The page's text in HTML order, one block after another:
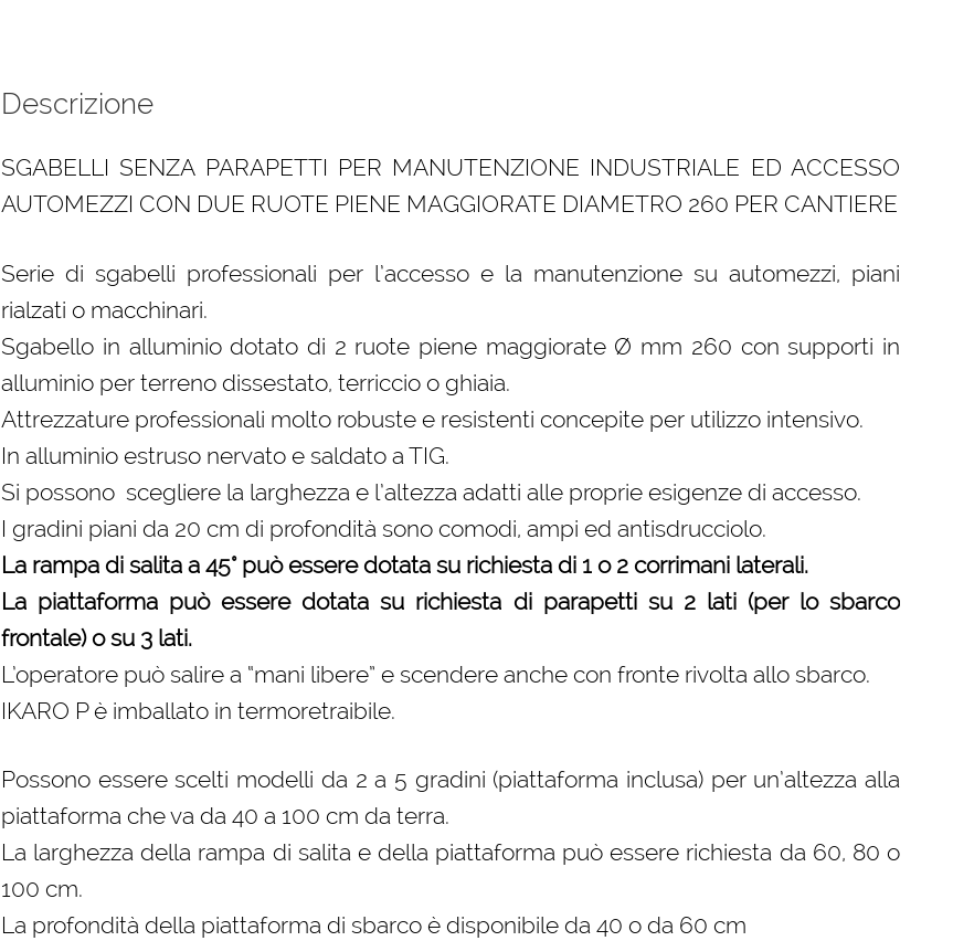
Descrizione
SGABELLI SENZA PARAPETTI PER MANUTENZIONE INDUSTRIALE ED ACCESSO
AUTOMEZZI CON DUE RUOTE PIENE MAGGIORATE DIAMETRO 260 PER CANTIERE
Serie di sgabelli professionali per l’accesso e la manutenzione su automezzi, piani
rialzati o macchinari.
Sgabello in alluminio dotato di 2 ruote piene maggiorate Ø mm 260 con supporti in
alluminio per terreno dissestato, terriccio o ghiaia.
Attrezzature professionali molto robuste e resistenti concepite per utilizzo intensivo.
In alluminio estruso nervato e saldato a TIG.
Si possono scegliere la larghezza e l’altezza adatti alle proprie esigenze di accesso.
I gradini piani da 20 cm di profondità sono comodi, ampi ed antisdrucciolo.
La rampa di salita a 45° può essere dotata su richiesta di 1 o 2 corrimani laterali.
La piattaforma può essere dotata su richiesta di parapetti su 2 lati (per lo sbarco
frontale) o su 3 lati.
L’operatore può salire a “mani libere” e scendere anche con fronte rivolta allo sbarco.
IKARO P è imballato in termoretraibile.
Possono essere scelti modelli da 2 a 5 gradini (piattaforma inclusa) per un’altezza alla
piattaforma che va da 40 a 100 cm da terra.
La larghezza della rampa di salita e della piattaforma può essere richiesta da 60, 80 o
100 cm.
La profondità della piattaforma di sbarco è disponibile da 40 o da 60 cm